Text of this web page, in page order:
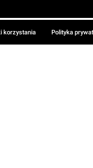
korzystania Polityka